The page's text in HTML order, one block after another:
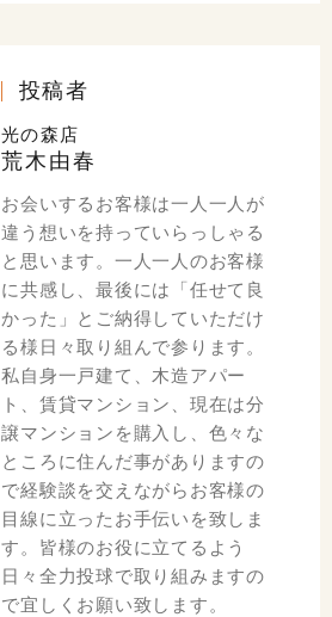
投稿者
光の森店
荒木由春
お会いするお客様は一人一人が
違う想いを持っていらっしゃる
と思います。一人一人のお客様
に共感し、最後には「任せて良
かった」とご納得していただけ
る様日々取り組んで参ります。
私自身一戸建て、木造アパー
ト、賃貸マンション、現在は分
譲マンションを購入し、色々な
ところに住んだ事がありますの
で経験談を交えながらお客様の
目線に立ったお手伝いを致しま
す。皆様のお役に立てるよう
日々全力投球で取り組みますの
で宜しくお願い致します。